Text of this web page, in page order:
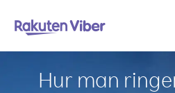
Hur man